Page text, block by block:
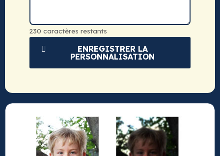
230 caractères restants
ENREGISTRER LA
PERSONNALISATION